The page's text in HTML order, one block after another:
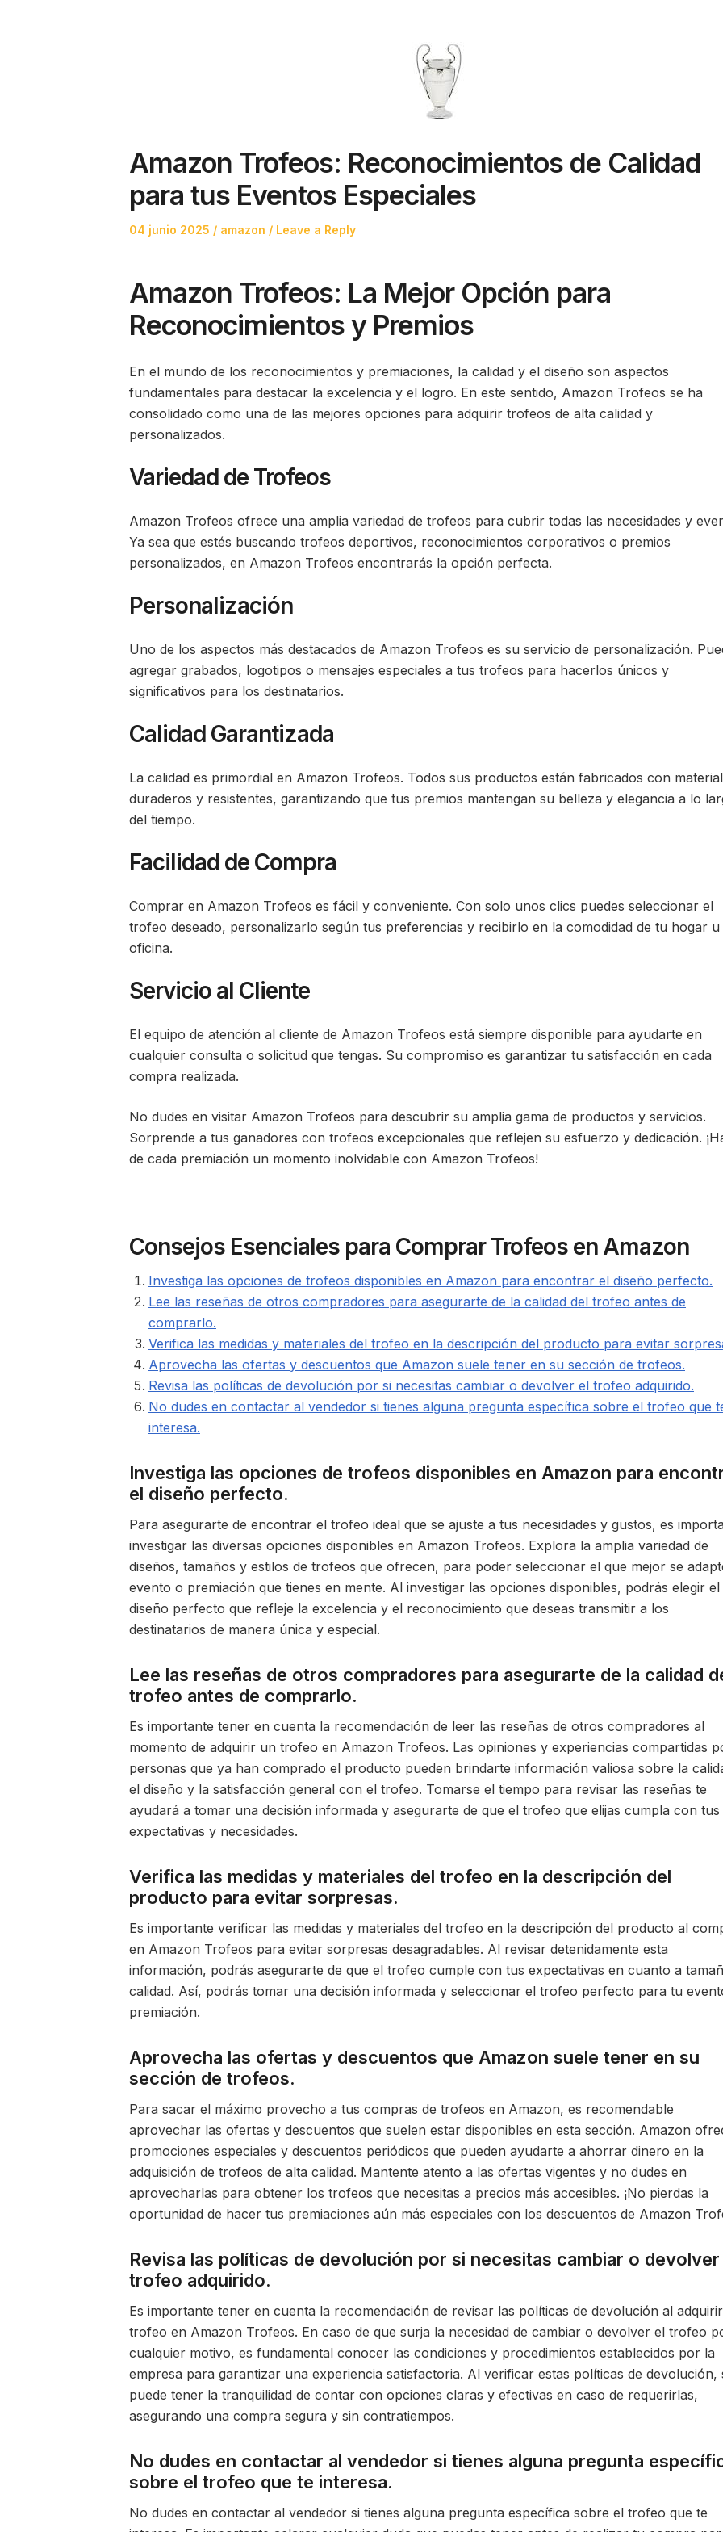
Amazon Trofeos: Reconocimientos de Calidad
para tus Eventos Especiales
Posted
04 junio 2025
Posted
amazon Leave a Reply
Amazon Trofeos: La Mejor Opción para
Reconocimientos y Premios
En el mundo de los reconocimientos y premiaciones, la calidad y el diseño son aspectos
fundamentales para destacar la excelencia y el logro. En este sentido, Amazon Trofeos se ha
consolidado como una de las mejores opciones para adquirir trofeos de alta calidad y
personalizados.
Variedad de Trofeos
Amazon Trofeos ofrece una amplia variedad de trofeos para cubrir todas las necesidades y
Ya sea que estés buscando trofeos deportivos, reconocimientos corporativos o premios
personalizados, en Amazon Trofeos encontrarás la opción perfecta.
Personalización
Uno de los aspectos más destacados de Amazon Trofeos es su servicio de personalización.
agregar grabados, logotipos o mensajes especiales a tus trofeos para hacerlos únicos y
significativos para los destinatarios.
Calidad Garantizada
La calidad es primordial en Amazon Trofeos. Todos sus productos están fabricados con
duraderos y resistentes, garantizando que tus premios mantengan su belleza y elegancia a lo
del tiempo.
Facilidad de Compra
Comprar en Amazon Trofeos es fácil y conveniente. Con solo unos clics puedes seleccionar el
trofeo deseado, personalizarlo según tus preferencias y recibirlo en la comodidad de tu hogar u
oficina.
Servicio al Cliente
El equipo de atención al cliente de Amazon Trofeos está siempre disponible para ayudarte en
cualquier consulta o solicitud que tengas. Su compromiso es garantizar tu satisfacción en cada
compra realizada.
No dudes en visitar Amazon Trofeos para descubrir su amplia gama de productos y servicios.
Sorprende a tus ganadores con trofeos excepcionales que reflejen su esfuerzo y dedicación.
de cada premiación un momento inolvidable con Amazon Trofeos!
Consejos Esenciales para Comprar Trofeos en Amazon
Investiga las opciones de trofeos disponibles en Amazon para encontrar el diseño perfecto.
Lee las reseñas de otros compradores para asegurarte de la calidad del trofeo antes de
comprarlo.
Verifica las medidas y materiales del trofeo en la descripción del producto para evitar
Aprovecha las ofertas y descuentos que Amazon suele tener en su sección de trofeos.
Revisa las políticas de devolución por si necesitas cambiar o devolver el trofeo adquirido.
No dudes en contactar al vendedor si tienes alguna pregunta específica sobre el trofeo que
interesa.
Investiga las opciones de trofeos disponibles en Amazon para
el diseño perfecto.
Para asegurarte de encontrar el trofeo ideal que se ajuste a tus necesidades y gustos, es
investigar las diversas opciones disponibles en Amazon Trofeos. Explora la amplia variedad de
diseños, tamaños y estilos de trofeos que ofrecen, para poder seleccionar el que mejor se
evento o premiación que tienes en mente. Al investigar las opciones disponibles, podrás elegir el
diseño perfecto que refleje la excelencia y el reconocimiento que deseas transmitir a los
destinatarios de manera única y especial.
Lee las reseñas de otros compradores para asegurarte de la calidad
trofeo antes de comprarlo.
Es importante tener en cuenta la recomendación de leer las reseñas de otros compradores al
momento de adquirir un trofeo en Amazon Trofeos. Las opiniones y experiencias compartidas
personas que ya han comprado el producto pueden brindarte información valiosa sobre la
el diseño y la satisfacción general con el trofeo. Tomarse el tiempo para revisar las reseñas te
ayudará a tomar una decisión informada y asegurarte de que el trofeo que elijas cumpla con tus
expectativas y necesidades.
Verifica las medidas y materiales del trofeo en la descripción del
producto para evitar sorpresas.
Es importante verificar las medidas y materiales del trofeo en la descripción del producto al
en Amazon Trofeos para evitar sorpresas desagradables. Al revisar detenidamente esta
información, podrás asegurarte de que el trofeo cumple con tus expectativas en cuanto a
calidad. Así, podrás tomar una decisión informada y seleccionar el trofeo perfecto para tu
premiación.
Aprovecha las ofertas y descuentos que Amazon suele tener en su
sección de trofeos.
Para sacar el máximo provecho a tus compras de trofeos en Amazon, es recomendable
aprovechar las ofertas y descuentos que suelen estar disponibles en esta sección. Amazon
promociones especiales y descuentos periódicos que pueden ayudarte a ahorrar dinero en la
adquisición de trofeos de alta calidad. Mantente atento a las ofertas vigentes y no dudes en
aprovecharlas para obtener los trofeos que necesitas a precios más accesibles. ¡No pierdas la
oportunidad de hacer tus premiaciones aún más especiales con los descuentos de Amazon
Revisa las políticas de devolución por si necesitas cambiar o devolver
trofeo adquirido.
Es importante tener en cuenta la recomendación de revisar las políticas de devolución al
trofeo en Amazon Trofeos. En caso de que surja la necesidad de cambiar o devolver el trofeo
cualquier motivo, es fundamental conocer las condiciones y procedimientos establecidos por la
empresa para garantizar una experiencia satisfactoria. Al verificar estas políticas de devolución,
puede tener la tranquilidad de contar con opciones claras y efectivas en caso de requerirlas,
asegurando una compra segura y sin contratiempos.
No dudes en contactar al vendedor si tienes alguna pregunta
sobre el trofeo que te interesa.
No dudes en contactar al vendedor si tienes alguna pregunta específica sobre el trofeo que te